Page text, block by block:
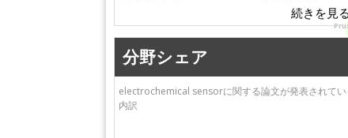
金沢大学
千葉工業大学
筑波大学
同志社大学
分野シェア
electrochemical sensorに関する論文が発表されて
内訳